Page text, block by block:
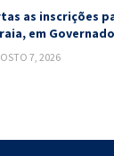
as inscrições
em
7, 2026